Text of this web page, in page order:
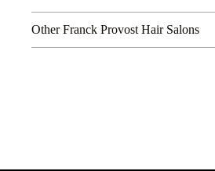
Other Franck Provost Hair Salons